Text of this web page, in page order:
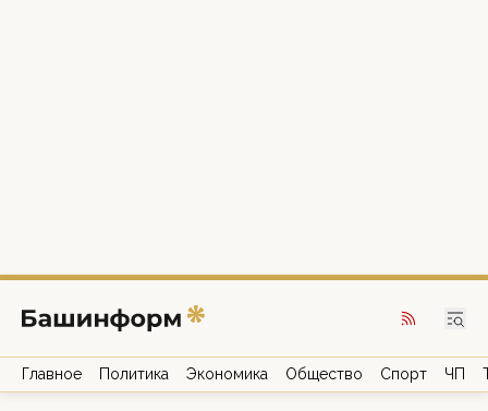
Главное Политика Экономика Общество Спорт ЧП